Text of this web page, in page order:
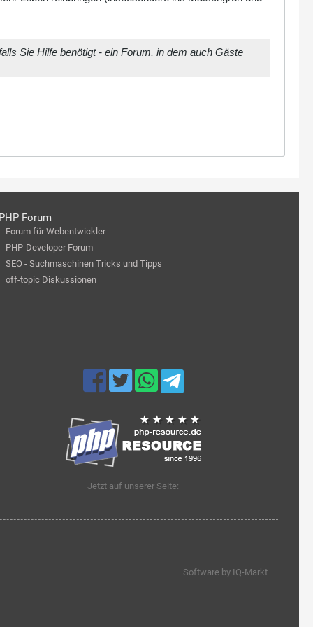
Sie Hilfe benötigt - ein Forum, in dem auch Gäste
Forum
Forum für Webentwickler
PHP-Developer Forum
SEO - Suchmaschinen Tricks und Tipps
off-topic Diskussionen
Jetzt auf unserer Seite:
Software by IQ-Markt